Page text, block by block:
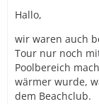
Hallo,
wir waren auch
Tour nur noch
Poolbereich
wärmer wurde,
dem Beachclub.